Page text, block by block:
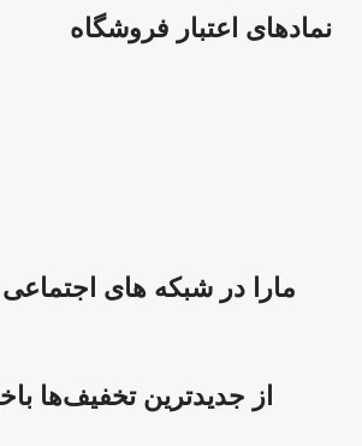
نمادهای اعتبار فروشگاه
مارا در شبکه های اجتماعی
از جدیدترین تخفیف‌ها